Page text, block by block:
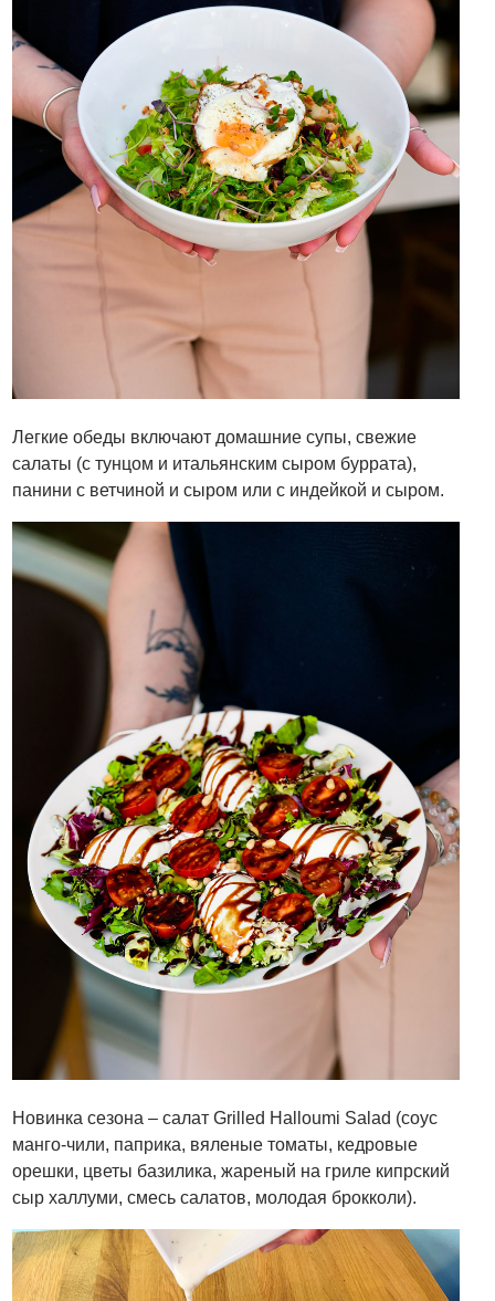
Легкие обеды включают домашние супы, свежие
салаты (с тунцом и итальянским сыром буррата),
панини с ветчиной и сыром или с индейкой и сыром.
Новинка сезона – салат Grilled Halloumi Salad (соус
манго-чили, паприка, вяленые томаты, кедровые
орешки, цветы базилика, жареный на гриле кипрский
сыр халлуми, смесь салатов, молодая брокколи).